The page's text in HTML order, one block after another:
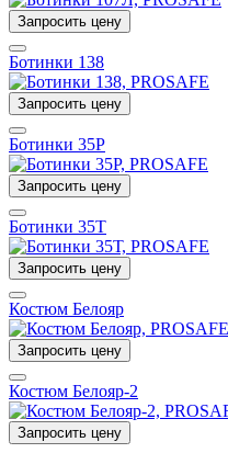
Запросить цену
Ботинки 138
Запросить цену
Ботинки 35Р
Запросить цену
Ботинки 35Т
Запросить цену
Костюм Белояр
Запросить цену
Костюм Белояр-2
Запросить цену